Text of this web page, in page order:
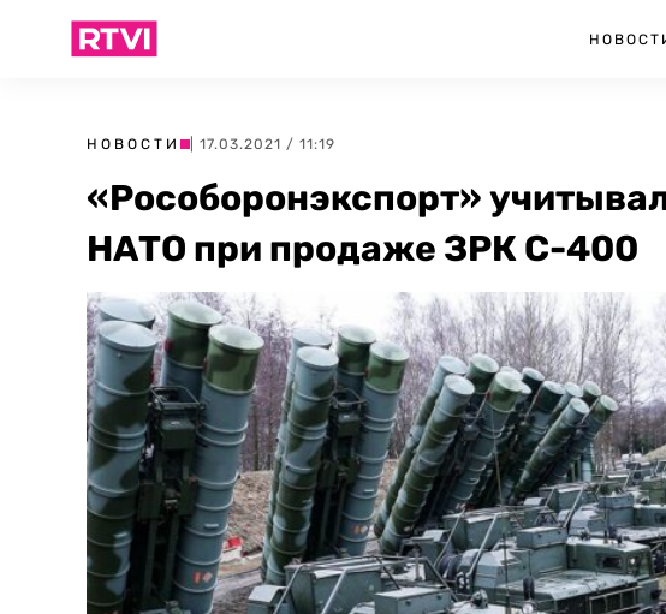
НОВОСТИ | 17.03.2021 / 11:19
«Рособоронэкспорт»
НАТО при продаже ЗРК С-400